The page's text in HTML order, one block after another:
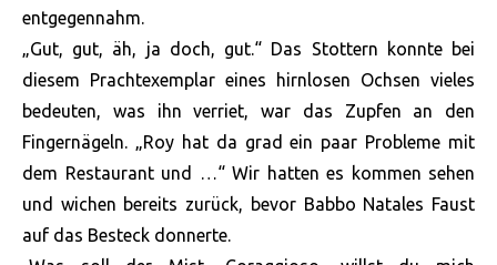
entgegennahm.
„Gut, gut, äh, ja doch, gut.“ Das Stottern konnte bei
diesem Prachtexemplar eines hirnlosen Ochsen vieles
bedeuten, was ihn verriet, war das Zupfen an den
Fingernägeln. „Roy hat da grad ein paar Probleme mit
dem Restaurant und …“ Wir hatten es kommen sehen
und wichen bereits zurück, bevor Babbo Natales Faust
auf das Besteck donnerte.